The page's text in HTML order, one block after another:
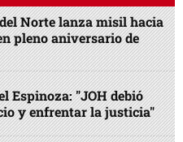
Norte lanza misil hacia
pleno aniversario de
Espinoza: "JOH debió
y enfrentar la justicia"